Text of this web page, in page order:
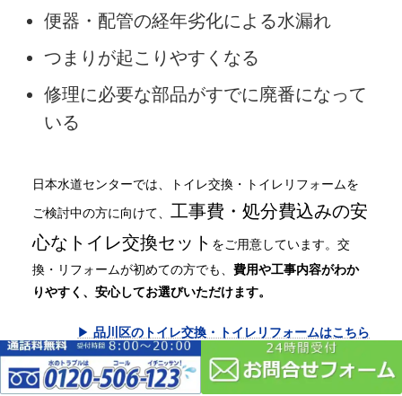
便器・配管の経年劣化による水漏れ
つまり が起こりやすくなる
修理に必要な部品がすでに廃番になって
いる
日本水道センターでは、トイレ交換・トイレリフォームを
ご検討中の方に向けて、 工事費・処分費込みの安
心なトイレ交換セット をご用意しています。交
換・リフォームが初めての方でも、 費用や工事内容がわか
りやすく、安心してお選びいただけます。
▶ 品川区のトイレ交換・トイレリフォームはこちら